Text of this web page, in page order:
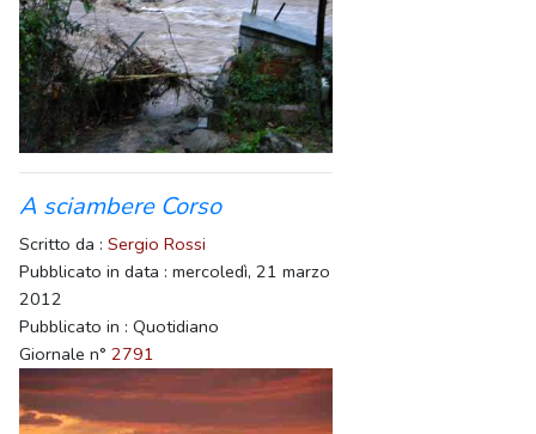
A sciambere Corso
Scritto da : Sergio Rossi
Pubblicato in data : mercoledì, 21 marzo
2012
Pubblicato in : Quotidiano
Giornale n° 2791